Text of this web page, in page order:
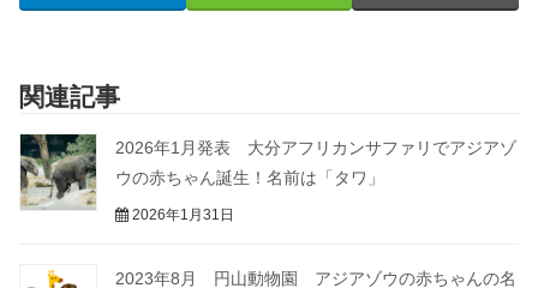
関連記事
2026年1月発表 大分アフリカンサファリでアジアゾ
ウの赤ちゃん誕生！名前は「タワ」
2026年1月31日
2023年8月 円山動物園 アジアゾウの赤ちゃんの名